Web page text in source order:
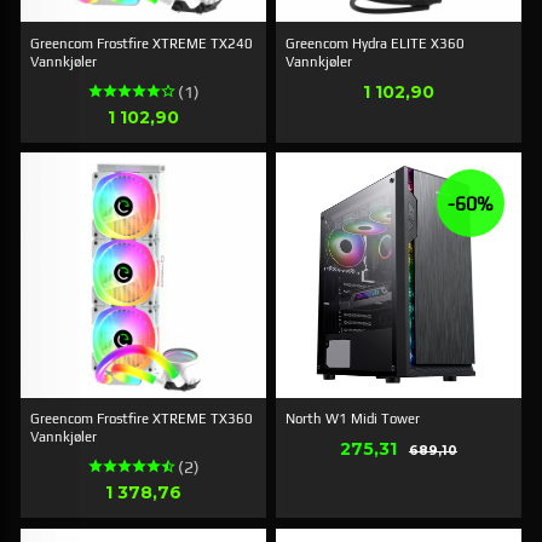
Greencom Frostfire XTREME TX240
Vannkjøler
(1)
Pris
1 102,90
Greencom Hydra ELITE X360
Vannkjøler
Pris
1 102,90
Greencom Frostfire XTREME TX360
Vannkjøler
(2)
Pris
1 378,76
North W1 Midi Tower
Tilbud
275,31 689,10Rabat
-60%